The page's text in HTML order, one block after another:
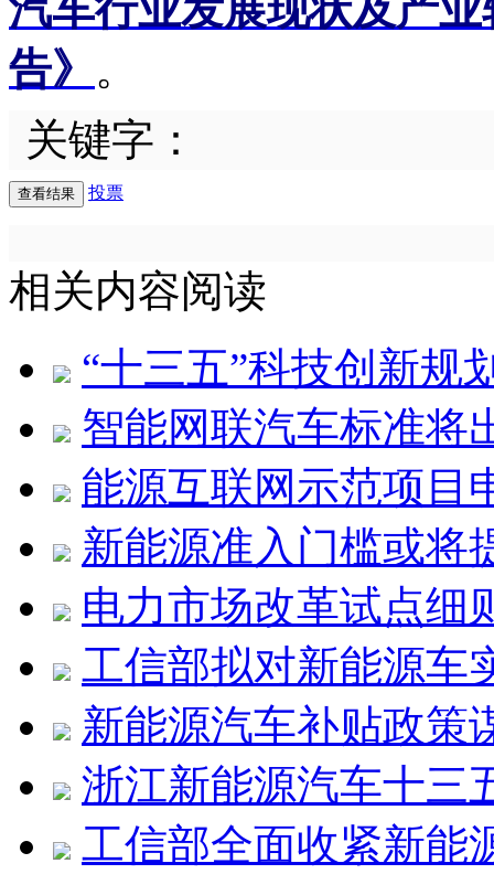
告》 。
关键字：
投票
相关内容阅读
“十三五”科技创新规
智能网联汽车标准将
能源互联网示范项目
新能源准入门槛或将
电力市场改革试点细
工信部拟对新能源车
新能源汽车补贴政策
浙江新能源汽车十三
工信部全面收紧新能